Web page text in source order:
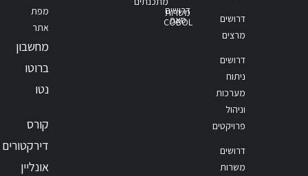
דרושים
מרצים
דרושים
ניתוח
מערכות
וניהול
פרויקטים
דרושים
משרות
דרושים
סאפ
משרות
COBOL
מפת
אתר
מחשבון
ברוטו
נטו
קורס
דירקטורים
אונליין